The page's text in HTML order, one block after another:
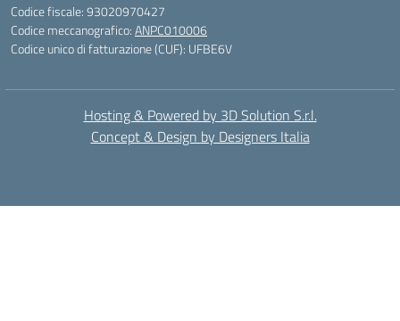
Codice fiscale: 93020970427
Codice meccanografico:ANPC010006
Codice unico di fatturazione (CUF): UFBE6V
Hosting & Powered by 3D Solution S.r.l.
Concept & Design by Designers Italia